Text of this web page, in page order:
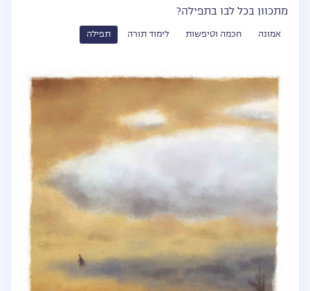
מתכוון בכל לבו בתפילה?
אמונה חכמה וטיפשות לימוד תורה תפילה